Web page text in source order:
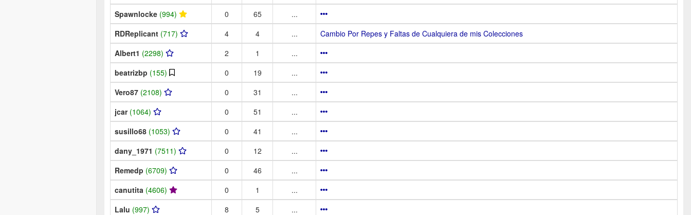
Spawnlocke (994) 0 65
...
RDReplicant (717) 4 4 ...
Cambio Por Repes y Faltas de Cualquiera de mis Colecciones
Albert1 (2298) 2 1
...
beatrizbp (155) 0 19
...
Vero87 (2108) 0 31
...
jcar (1064) 0 51
...
susillo68 (1053) 0 41
...
dany_1971 (7511) 0 12
...
Remedp (6709) 0 46
...
canutita (4606) 0 1
...
Lalu (997) 8 5
...